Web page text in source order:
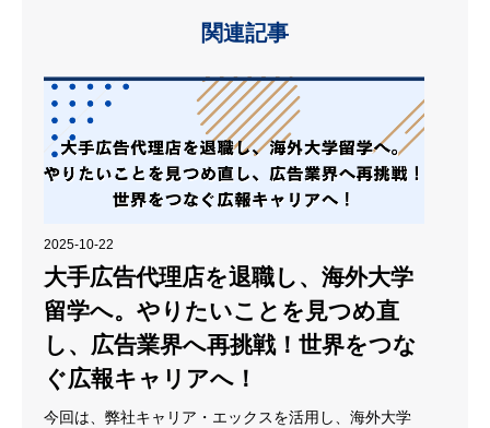
関連記事
2025-10-22
大手広告代理店を退職し、海外大学
留学へ。やりたいことを見つめ直
し、広告業界へ再挑戦！世界をつな
ぐ広報キャリアへ！
今回は、弊社キャリア・エックスを活用し、海外大学